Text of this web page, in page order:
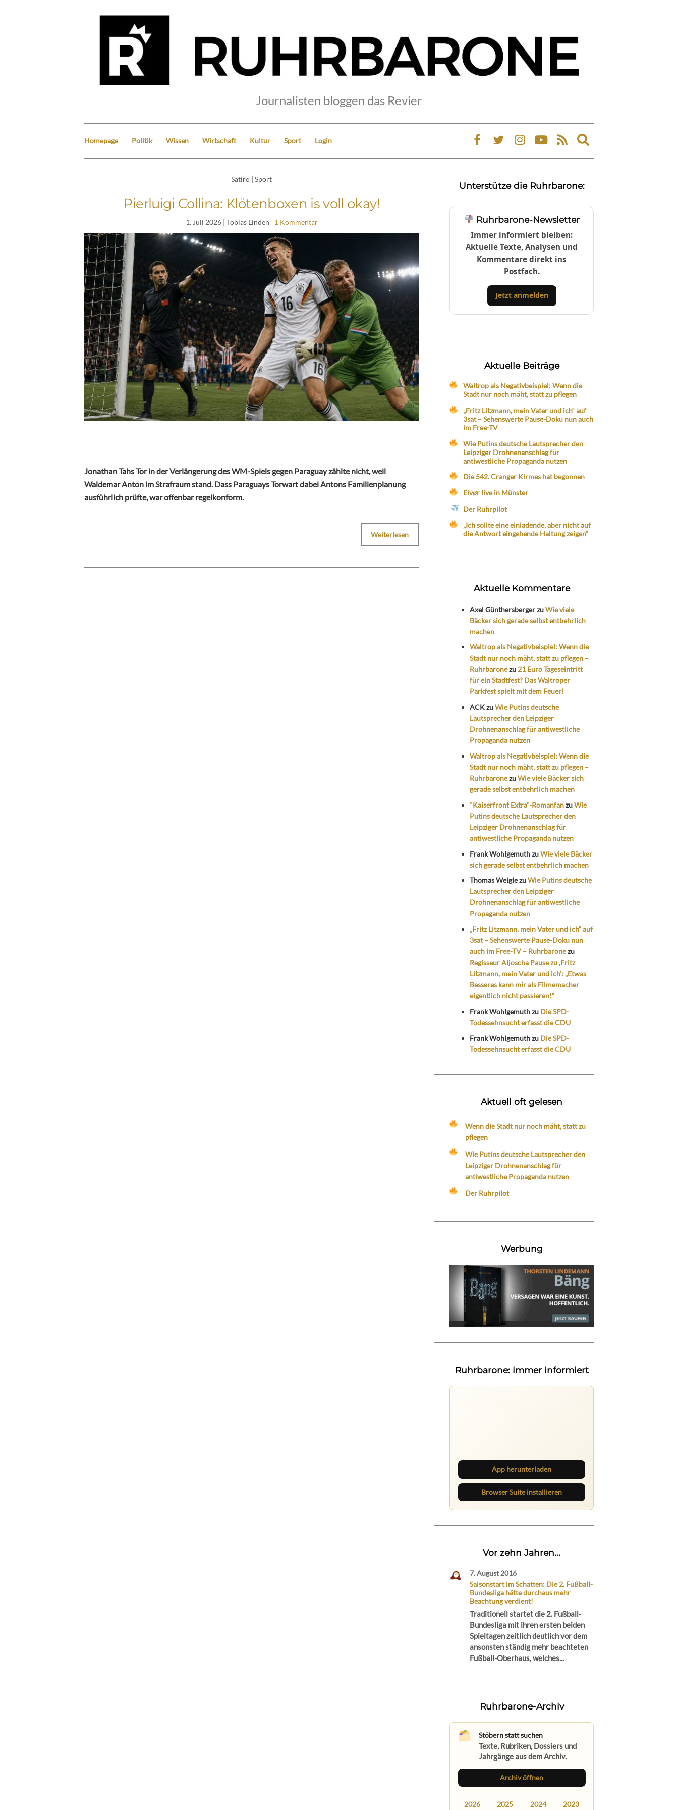
Journalisten bloggen das Revier
Homepage Politik Wissen Wirtschaft Kultur Sport Login
Expand
search
Satire | Sport
Pierluigi Collina: Klötenboxen is voll okay!
1. Juli 2026| Tobias Linden 1 Kommentar
Jonathan Tahs Tor in der Verlängerung des WM-Spiels gegen Paraguay zählte nicht, weil
Waldemar Anton im Strafraum stand. Dass Paraguays Torwart dabei Antons Familienplanung
ausführlich prüfte, war offenbar regelkonform.
Weiterlesen
Unterstütze die Ruhrbarone:
Ruhrbarone-Newsletter
Immer informiert bleiben:
Aktuelle Texte, Analysen und
Kommentare direkt ins
Postfach.
Jetzt anmelden
Aktuelle Beiträge
Waltrop als Negativbeispiel: Wenn die
Stadt nur noch mäht, statt zu pflegen
„Fritz Litzmann, mein Vater und ich“ auf
3sat – Sehenswerte Pause-Doku nun auch
im Free-TV
Wie Putins deutsche Lautsprecher den
Leipziger Drohnenanschlag für
antiwestliche Propaganda nutzen
Die 542. Cranger Kirmes hat begonnen
Eivør live in Münster
Der Ruhrpilot
„Ich sollte eine einladende, aber nicht auf
die Antwort eingehende Haltung zeigen“
Aktuelle Kommentare
Axel GünthersbergerzuWie viele
Bäcker sich gerade selbst entbehrlich
machen
Waltrop als Negativbeispiel: Wenn die
Stadt nur noch mäht, statt zu pflegen –
Ruhrbaronezu 21 Euro Tageseintritt
für ein Stadtfest? Das Waltroper
Parkfest spielt mit dem Feuer!
ACKzuWie Putins deutsche
Lautsprecher den Leipziger
Drohnenanschlag für antiwestliche
Propaganda nutzen
Waltrop als Negativbeispiel: Wenn die
Stadt nur noch mäht, statt zu pflegen –
RuhrbaronezuWie viele Bäcker sich
gerade selbst entbehrlich machen
"Kaiserfront Extra"-RomanfanzuWie
Putins deutsche Lautsprecher den
Leipziger Drohnenanschlag für
antiwestliche Propaganda nutzen
Frank WohlgemuthzuWie viele Bäcker
sich gerade selbst entbehrlich machen
Thomas WeiglezuWie Putins deutsche
Lautsprecher den Leipziger
Drohnenanschlag für antiwestliche
Propaganda nutzen
„Fritz Litzmann, mein Vater und ich“ auf
3sat – Sehenswerte Pause-Doku nun
auch im Free-TV – Ruhrbaronezu
Regisseur Aljoscha Pause zu ‚Fritz
Litzmann, mein Vater und ich‘: „Etwas
Besseres kann mir als Filmemacher
eigentlich nicht passieren!“
Frank Wohlgemuthzu Die SPD-
Todessehnsucht erfasst die CDU
Frank Wohlgemuthzu Die SPD-
Todessehnsucht erfasst die CDU
Aktuell oft gelesen
Wenn die Stadt nur noch mäht, statt zu
pflegen
Wie Putins deutsche Lautsprecher den
Leipziger Drohnenanschlag für
antiwestliche Propaganda nutzen
Der Ruhrpilot
Werbung
Ruhrbarone: immer informiert
App herunterladen
Browser Suite installieren
Vor zehn Jahren...
7. August 2016
Saisonstart im Schatten: Die 2. Fußball-
Bundesliga hätte durchaus mehr
Beachtung verdient!
Traditionell startet die 2. Fußball-
Bundesliga mit ihren ersten beiden
Spieltagen zeitlich deutlich vor dem
ansonsten ständig mehr beachteten
Fußball-Oberhaus, welches...
Ruhrbarone-Archiv
Stöbern statt suchen
Texte, Rubriken, Dossiers und
Jahrgänge aus dem Archiv.
Archiv öffnen
2026 2025 2024 2023